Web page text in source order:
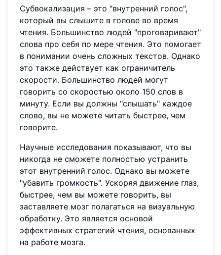
Субвокализация – это "внутренний голос",
который вы слышите в голове во время
чтения. Большинство людей "проговаривают"
слова про себя по мере чтения. Это помогает
в понимании очень сложных текстов. Однако
это также действует как ограничитель
скорости. Большинство людей могут
говорить со скоростью около 150 слов в
минуту. Если вы должны "слышать" каждое
слово, вы не можете читать быстрее, чем
говорите.
Научные исследования показывают, что вы
никогда не сможете полностью устранить
этот внутренний голос. Однако вы можете
"убавить громкость". Ускоряя движение глаз,
быстрее, чем вы можете говорить, вы
заставляете мозг полагаться на визуальную
обработку. Это является основой
эффективных стратегий чтения, основанных
на работе мозга.